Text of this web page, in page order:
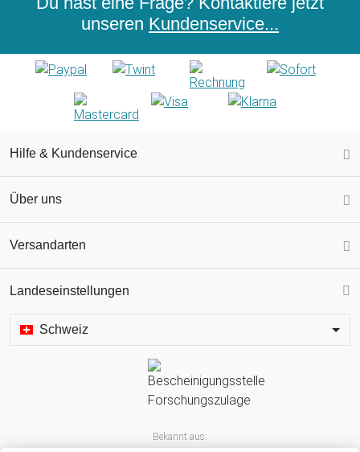
unseren Kundenservice...
Hilfe & Kundenservice
Über uns
Versandarten
Landeseinstellungen
Schweiz
Bekannt aus: